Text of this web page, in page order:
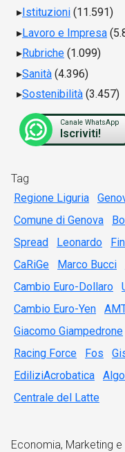
Istituzioni (11.591)
Lavoro e Impresa
Rubriche (1.099)
Sanità (4.396)
Sostenibilità (3.457)
Canale WhatsApp
Iscriviti!
Tag
Regione Liguria
Comune di Genova
Spread
Leonardo
CaRiGe
Marco Bucci
Cambio Euro-Dollaro
Cambio Euro-Yen
Giacomo Giampedrone
Racing Force
Fos
EdiliziAcrobatica
Centrale del Latte
Economia, Marketing e